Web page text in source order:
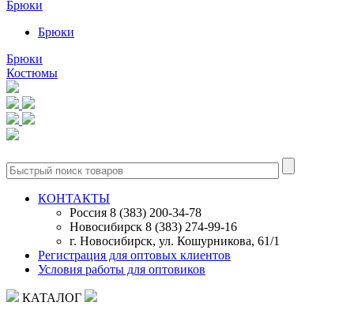
Брюки
Брюки
Брюки
Костюмы
КОНТАКТЫ
Россия 8 (383) 200-34-78
Новосибирск 8 (383) 274-99-16
г. Новосибирск, ул. Кошурникова, 61/1
Регистрация для оптовых клиентов
Условия работы для оптовиков
КАТАЛОГ